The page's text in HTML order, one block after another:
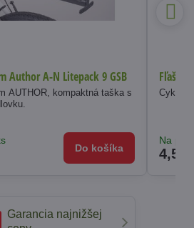
Author A-N Litepack 9 GSB
AUTHOR, kompaktná taška s
Do košíka
Fľaša
Na
4,50
Garancia najnižšej